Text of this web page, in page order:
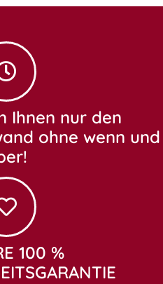
Ihnen nur den
ohne wenn und
100 %